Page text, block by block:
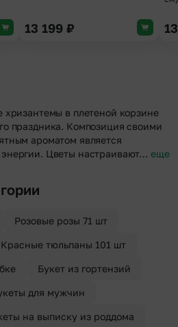
13 199 ₽
в плетеной корзине
праздника. Композиция своими
ароматом является
Цветы настраивают… еще
Розовые розы 71 шт
Красные тюльпаны 101 шт
Букет из гортензий
для мужчин
на выписку из роддома